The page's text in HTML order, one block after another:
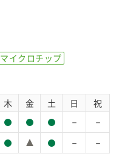
マイクロチップ
木 金 土 日 祝
－ －
－ －